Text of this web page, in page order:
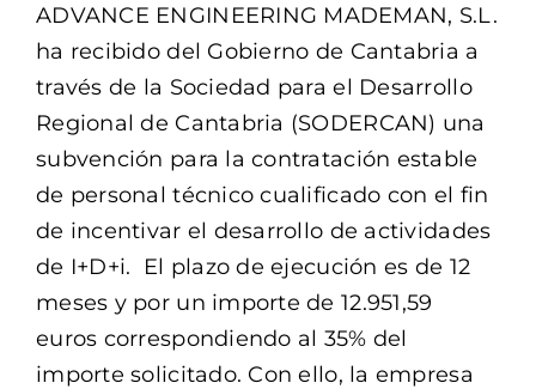
ADVANCE ENGINEERING MADEMAN, S.L.
ha recibido del Gobierno de Cantabria a
través de la Sociedad para el Desarrollo
Regional de Cantabria (SODERCAN) una
subvención para la contratación estable
de personal técnico cualificado con el fin
de incentivar el desarrollo de actividades
de I+D+i. El plazo de ejecución es de 12
meses y por un importe de 12.951,59
euros correspondiendo al 35% del
importe solicitado. Con ello, la empresa